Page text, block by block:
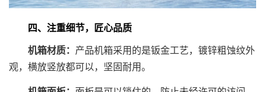
四、注重细节，匠心品质
机箱材质： 产品机箱采用的是钣金工艺，镀锌粗蚀纹外
观，横放竖放都可以，坚固耐用。